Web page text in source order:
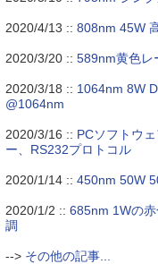
2020/4/13 :: 808nm 45W
2020/3/20 :: 589nm黄色レ
2020/3/18 :: 1064nm 8W
@1064nm
2020/3/16 :: PCソフトウ
ー、RS232プロトコル
2020/1/14 :: 450nm 50W
2020/1/2 :: 685nm 1Wの
調
--> その他の記事...